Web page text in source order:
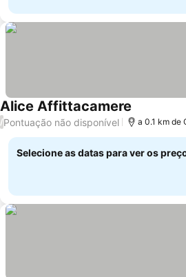
Alice Affittacamere
/Pontuação não disponível a 0.1 km de
Selecione as datas para ver os